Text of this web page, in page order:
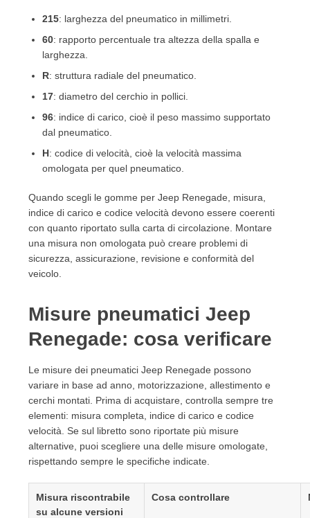
215: larghezza del pneumatico in millimetri.
60: rapporto percentuale tra altezza della spalla e
larghezza.
R: struttura radiale del pneumatico.
17: diametro del cerchio in pollici.
96: indice di carico, cioè il peso massimo supportato
dal pneumatico.
H: codice di velocità, cioè la velocità massima
omologata per quel pneumatico.
Quando scegli le gomme per Jeep Renegade, misura,
indice di carico e codice velocità devono essere coerenti
con quanto riportato sulla carta di circolazione. Montare
una misura non omologata può creare problemi di
sicurezza, assicurazione, revisione e conformità del
veicolo.
Misure pneumatici Jeep
Renegade: cosa verificare
Le misure dei pneumatici Jeep Renegade possono
variare in base ad anno, motorizzazione, allestimento e
cerchi montati. Prima di acquistare, controlla sempre tre
elementi: misura completa, indice di carico e codice
velocità. Se sul libretto sono riportate più misure
alternative, puoi scegliere una delle misure omologate,
rispettando sempre le specifiche indicate.
Misura riscontrabile
su alcune versioni
Cosa controllare